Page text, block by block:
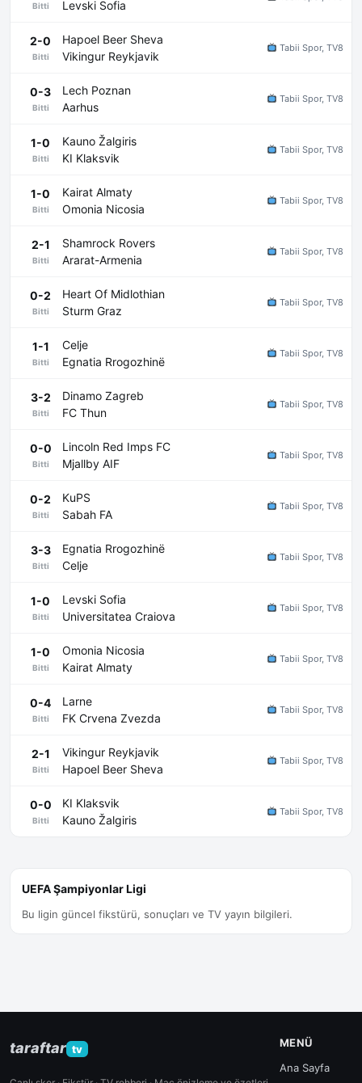
Bitti
Levski Sofia
2-0
Bitti
Hapoel Beer Sheva
Vikingur Reykjavik
Tabii Spor, TV8
0-3
Bitti
Lech Poznan
Aarhus
Tabii Spor, TV8
1-0
Bitti
Kauno Žalgiris
KI Klaksvik
Tabii Spor, TV8
1-0
Bitti
Kairat Almaty
Omonia Nicosia
Tabii Spor, TV8
2-1
Bitti
Shamrock Rovers
Ararat-Armenia
Tabii Spor, TV8
0-2
Bitti
Heart Of Midlothian
Sturm Graz
Tabii Spor, TV8
1-1
Bitti
Celje
Egnatia Rrogozhinë
Tabii Spor, TV8
3-2
Bitti
Dinamo Zagreb
FC Thun
Tabii Spor, TV8
0-0
Bitti
Lincoln Red Imps FC
Mjallby AIF
Tabii Spor, TV8
0-2
Bitti
KuPS
Sabah FA
Tabii Spor, TV8
3-3
Bitti
Egnatia Rrogozhinë
Celje
Tabii Spor, TV8
1-0
Bitti
Levski Sofia
Universitatea Craiova
Tabii Spor, TV8
1-0
Bitti
Omonia Nicosia
Kairat Almaty
Tabii Spor, TV8
0-4
Bitti
Larne
FK Crvena Zvezda
Tabii Spor, TV8
2-1
Bitti
Vikingur Reykjavik
Hapoel Beer Sheva
Tabii Spor, TV8
0-0
Bitti
KI Klaksvik
Kauno Žalgiris
Tabii Spor, TV8
UEFA Şampiyonlar Ligi
Bu ligin güncel fikstürü, sonuçları ve TV yayın bilgileri.
taraftar tv
MENÜ
Ana Sayfa